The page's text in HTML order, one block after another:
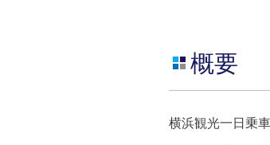
概要
横浜観光一日乗